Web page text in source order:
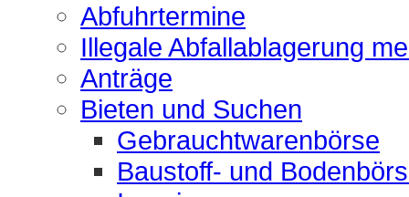
Abfuhrtermine
Illegale Abfallablagerung
Anträge
Bieten und Suchen
Gebrauchtwarenbörse
Baustoff- und